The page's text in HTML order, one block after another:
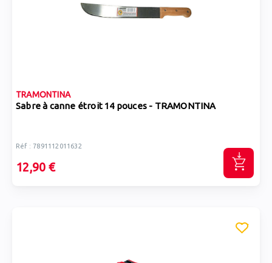
TRAMONTINA
Sabre à canne étroit 14 pouces - TRAMONTINA
Réf : 7891112011632
12,90 €